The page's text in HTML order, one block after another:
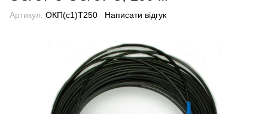
Артикул: ОКП(с1)Т250 Написати відгук